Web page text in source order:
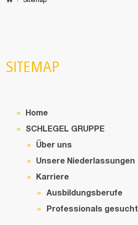
SITEMAP
Home
SCHLEGEL GRUPPE
Über uns
Unsere Niederlassungen
Karriere
Ausbildungsberufe
Professionals gesucht